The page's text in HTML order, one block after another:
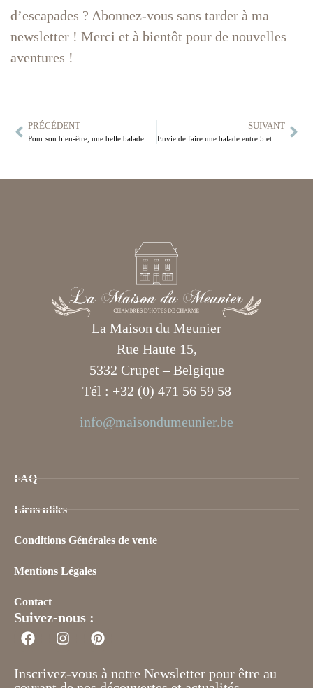
d’escapades ? Abonnez-vous sans tarder à ma
newsletter ! Merci et à bientôt pour de nouvelles
aventures !
PRÉCÉDENT SUIVANT
La Maison du Meunier
Rue Haute 15,
5332 Crupet – Belgique
Tél : +32 (0) 471 56 59 58
info@maisondumeunier.be
FAQ
Liens utiles
Conditions Générales de vente
Mentions Légales
Contact
Suivez-nous :
Inscrivez-vous à notre Newsletter pour être au